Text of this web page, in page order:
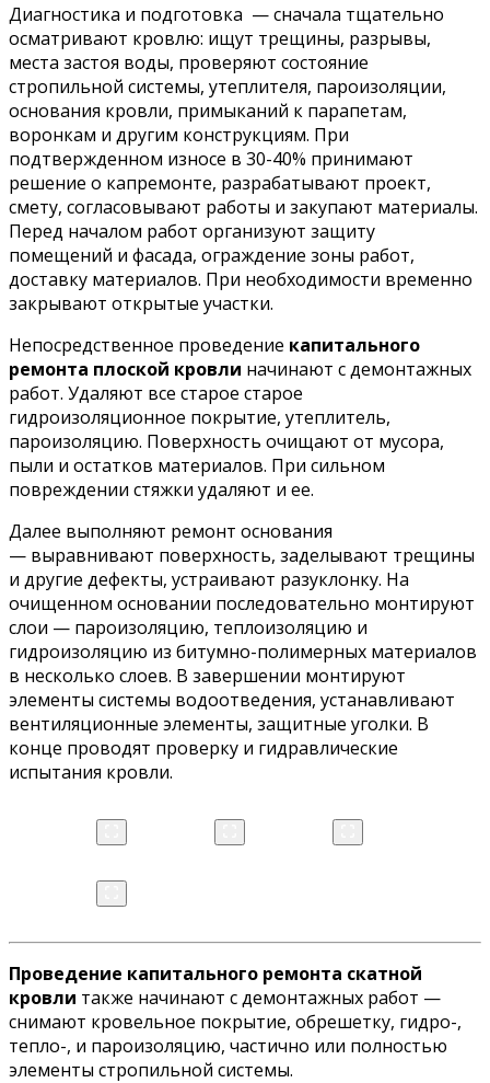
Диагностика и подготовка — сначала тщательно
осматривают кровлю: ищут трещины, разрывы,
места застоя воды, проверяют состояние
стропильной системы, утеплителя, пароизоляции,
основания кровли, примыканий к парапетам,
воронкам и другим конструкциям. При
подтвержденном износе в 30-40% принимают
решение о капремонте, разрабатывают проект,
смету, согласовывают работы и закупают материалы.
Перед началом работ организуют защиту
помещений и фасада, ограждение зоны работ,
доставку материалов. При необходимости временно
закрывают открытые участки.
Непосредственное проведение капитального
ремонта плоской кровли начинают с демонтажных
работ. Удаляют все старое старое
гидроизоляционное покрытие, утеплитель,
пароизоляцию. Поверхность очищают от мусора,
пыли и остатков материалов. При сильном
повреждении стяжки удаляют и ее.
Далее выполняют ремонт основания
— выравнивают поверхность, заделывают трещины
и другие дефекты, устраивают разуклонку. На
очищенном основании последовательно монтируют
слои — пароизоляцию, теплоизоляцию и
гидроизоляцию из битумно-полимерных материалов
в несколько слоев. В завершении монтируют
элементы системы водоотведения, устанавливают
вентиляционные элементы, защитные уголки. В
конце проводят проверку и гидравлические
испытания кровли.
Проведение капитального ремонта скатной
кровли также начинают с демонтажных работ —
снимают кровельное покрытие, обрешетку, гидро-,
тепло-, и пароизоляцию, частично или полностью
элементы стропильной системы.